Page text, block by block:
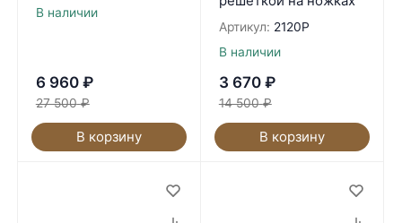
В наличии
6 960 ₽
27 500 ₽
В корзину
Артикул: 2120P
В наличии
3 670 ₽
14 500 ₽
В корзину